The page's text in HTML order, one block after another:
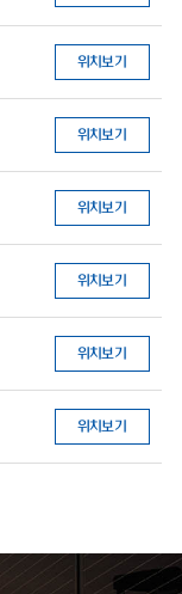
위치보기
위치보기
위치보기
위치보기
위치보기
위치보기